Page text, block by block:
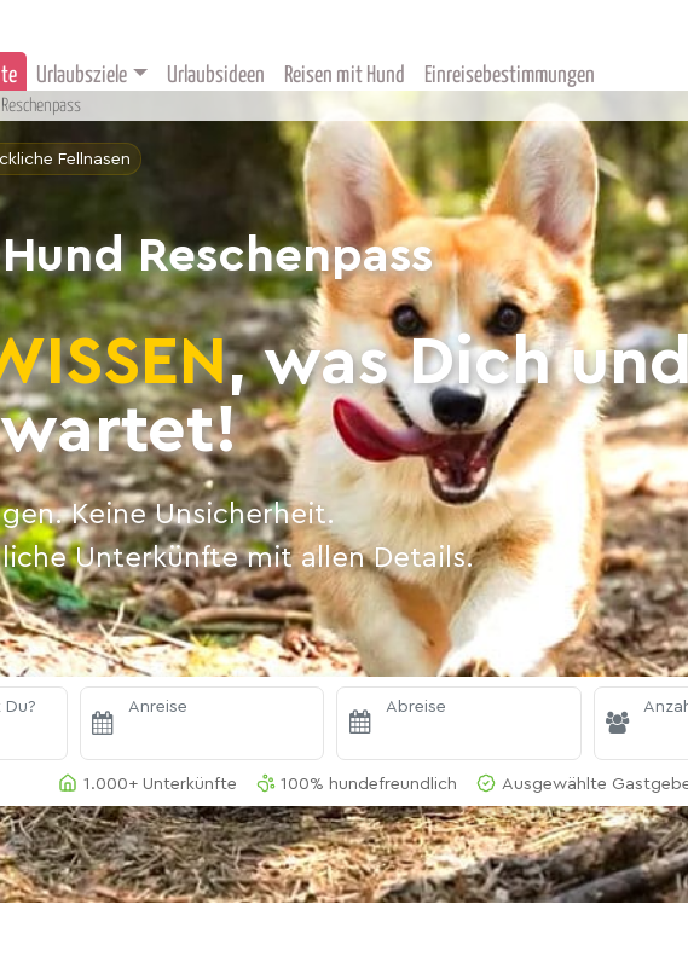
Urlaubsziele Urlaubsideen Reisen mit Hund Einreisebestimmungen
Reschenpass
Fellnasen
Reschenpass
, was Dich
Keine Unsicherheit.
Unterkünfte mit allen Details.
Anreise Abreise
1.000+ Unterkünfte 100% hundefreundlich Ausgewählte